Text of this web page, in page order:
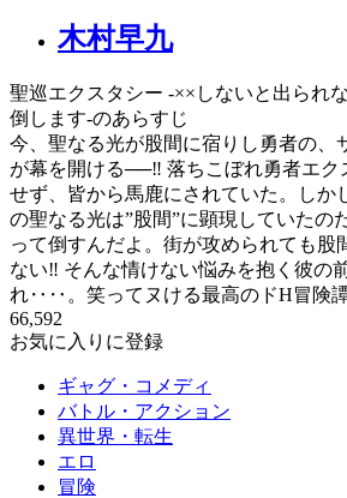
木村早九
聖巡エクスタシー -××しないと出られ
倒します-のあらすじ
今、聖なる光が股間に宿りし勇者の、
が幕を開ける──‼ 落ちこぼれ勇者エク
せず、皆から馬鹿にされていた。しか
の聖なる光は”股間”に顕現していたの
って倒すんだよ。街が攻められても股
ない‼ そんな情けない悩みを抱く彼の
れ‥‥。笑ってヌける最高のドH冒険
66,592
お気に入りに登録
ギャグ・コメディ
バトル・アクション
異世界・転生
エロ
冒険